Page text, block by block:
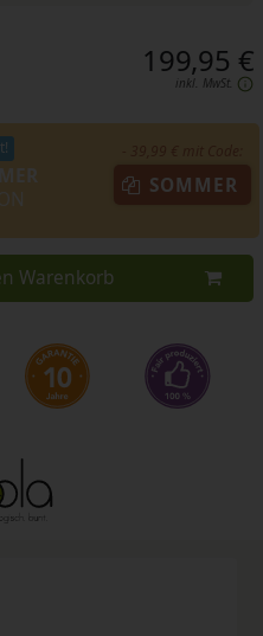
199,95 €
inkl. MwSt.
SOMMER
Warenkorb